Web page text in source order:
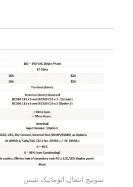
سوئیچ انتقال اتوماتیک تتیس